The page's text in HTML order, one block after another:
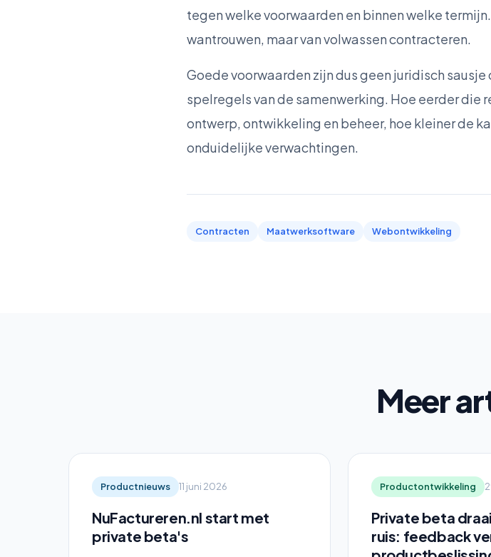
tegen welke voorwaarden en binnen welke
wantrouwen, maar van volwassen contracteren.
Goede voorwaarden zijn dus geen juridisch
spelregels van de samenwerking. Hoe eerder die
ontwerp, ontwikkeling en beheer, hoe kleiner de
onduidelijke verwachtingen.
Contracten Maatwerksoftware Webontwikkeling
Meer
Productnieuws 11 juni 2026
NuFactureren.nl start met
private beta's
Productontwikkeling
Private beta
ruis: feedback